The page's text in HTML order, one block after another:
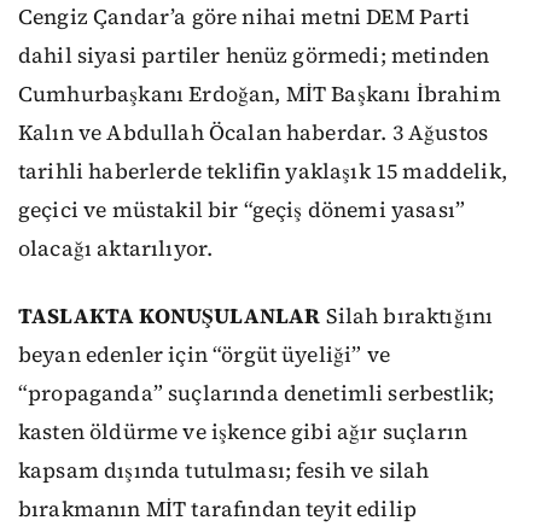
Cengiz Çandar’a göre nihai metni DEM Parti
dahil siyasi partiler henüz görmedi; metinden
Cumhurbaşkanı Erdoğan, MİT Başkanı İbrahim
Kalın ve Abdullah Öcalan haberdar. 3 Ağustos
tarihli haberlerde teklifin yaklaşık 15 maddelik,
geçici ve müstakil bir “geçiş dönemi yasası”
olacağı aktarılıyor.
TASLAKTA KONUŞULANLAR Silah bıraktığını
beyan edenler için “örgüt üyeliği” ve
“propaganda” suçlarında denetimli serbestlik;
kasten öldürme ve işkence gibi ağır suçların
kapsam dışında tutulması; fesih ve silah
bırakmanın MİT tarafından teyit edilip